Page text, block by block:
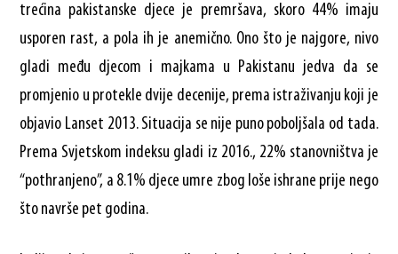
trećina pakistanske djece je premršava, skoro 44% imaju
usporen rast, a pola ih je anemično. Ono što je najgore, nivo
gladi među djecom i majkama u Pakistanu jedva da se
promjenio u protekle dvije decenije, prema istraživanju koji je
objavio Lanset 2013. Situacija se nije puno poboljšala od tada.
Prema Svjetskom indeksu gladi iz 2016., 22% stanovništva je
“pothranjeno”, a 8.1% djece umre zbog loše ishrane prije nego
što navrše pet godina.